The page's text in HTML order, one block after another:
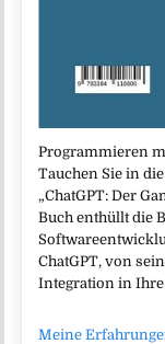
Programmieren
Tauchen Sie in
„ChatGPT: Der
Buch enthüllt die
ChatGPT, von
Integration in
Meine